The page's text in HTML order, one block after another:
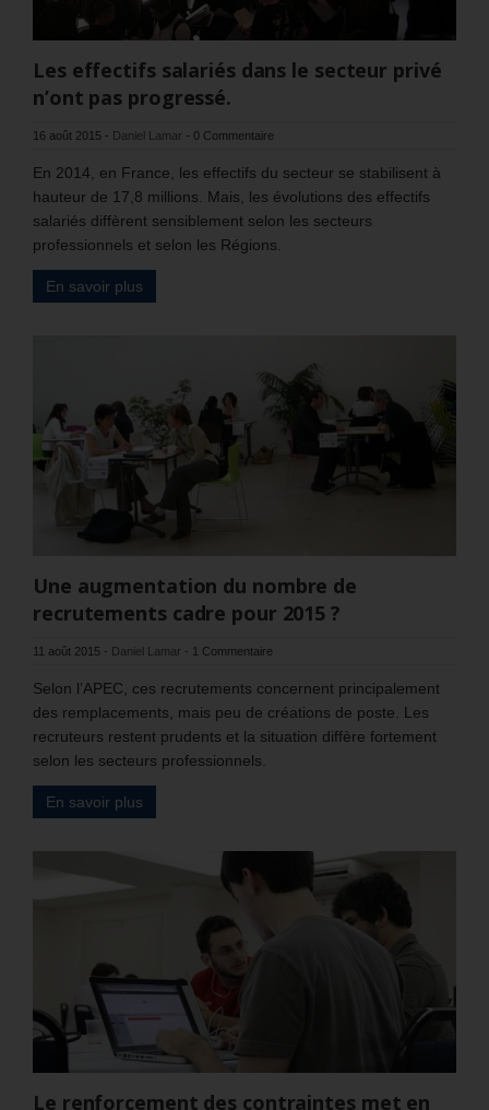
Les effectifs salariés dans le secteur privé
n’ont pas progressé.
16 août 2015 - Daniel Lamar - 0 Commentaire
En 2014, en France, les effectifs du secteur se stabilisent à
hauteur de 17,8 millions. Mais, les évolutions des effectifs
salariés diffèrent sensiblement selon les secteurs
professionnels et selon les Régions.
En savoir plus
Une augmentation du nombre de
recrutements cadre pour 2015 ?
11 août 2015 - Daniel Lamar - 1 Commentaire
Selon l’APEC, ces recrutements concernent principalement
des remplacements, mais peu de créations de poste. Les
recruteurs restent prudents et la situation diffère fortement
selon les secteurs professionnels.
En savoir plus
Le renforcement des contraintes met en